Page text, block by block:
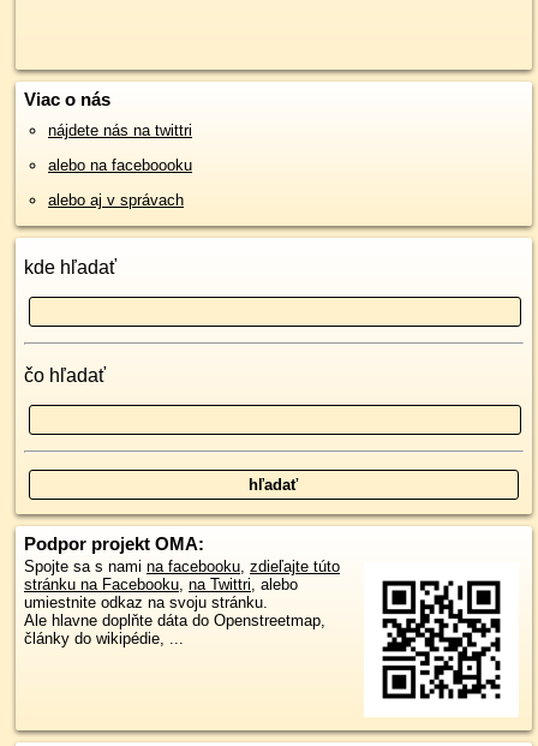
Viac o nás
nájdete nás na twittri
alebo na faceboooku
alebo aj v správach
kde hľadať
čo hľadať
Podpor projekt OMA:
Spojte sa s nami na facebooku, zdieľajte túto
stránku na Facebooku, na Twittri, alebo
umiestnite odkaz na svoju stránku.
Ale hlavne doplňte dáta do Openstreetmap,
články do wikipédie, ...